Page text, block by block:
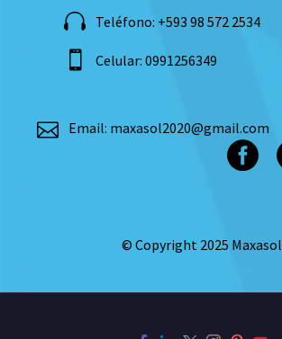
Teléfono: +593 98 572 2534
Celular: 0991256349
Email: maxasol2020@gmail.com
© Copyright 2025 Maxasol